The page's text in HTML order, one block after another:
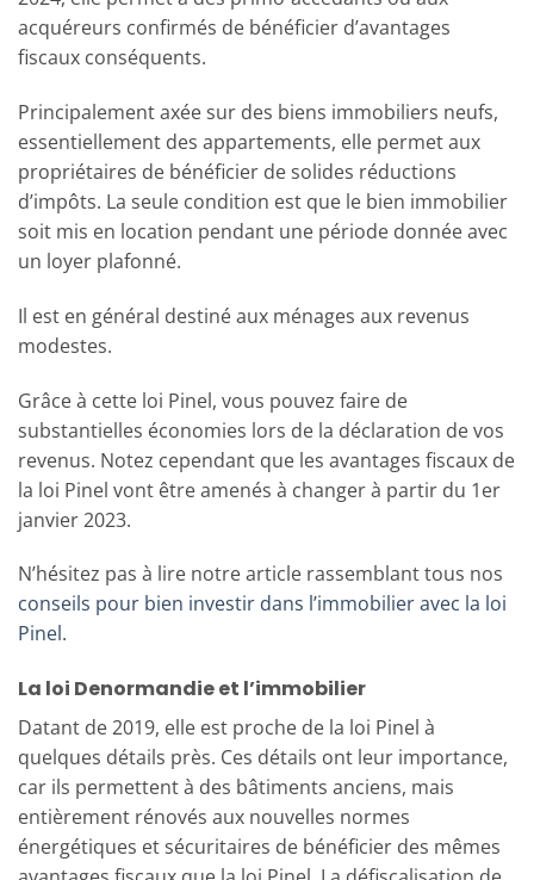
acquéreurs confirmés de bénéficier d’avantages
fiscaux conséquents.
Principalement axée sur des biens immobiliers neufs,
essentiellement des appartements, elle permet aux
propriétaires de bénéficier de solides réductions
d’impôts. La seule condition est que le bien immobilier
soit mis en location pendant une période donnée avec
un loyer plafonné.
Il est en général destiné aux ménages aux revenus
modestes.
Grâce à cette loi Pinel, vous pouvez faire de
substantielles économies lors de la déclaration de vos
revenus. Notez cependant que les avantages fiscaux de
la loi Pinel vont être amenés à changer à partir du 1er
janvier 2023.
N’hésitez pas à lire notre article rassemblant tous nos
conseils pour bien investir dans l’immobilier avec la loi
Pinel.
La loi Denormandie et l’immobilier
Datant de 2019, elle est proche de la loi Pinel à
quelques détails près. Ces détails ont leur importance,
car ils permettent à des bâtiments anciens, mais
entièrement rénovés aux nouvelles normes
énergétiques et sécuritaires de bénéficier des mêmes